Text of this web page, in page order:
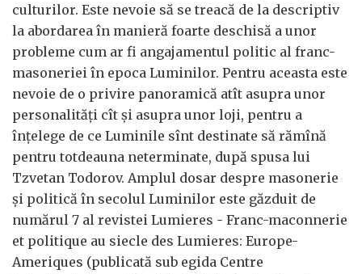
culturilor. Este nevoie să se treacă de la descriptiv
la abordarea în manieră foarte deschisă a unor
probleme cum ar fi angajamentul politic al franc-
masoneriei în epoca Luminilor. Pentru aceasta este
nevoie de o privire panoramică atît asupra unor
personalităţi cît şi asupra unor loji, pentru a
înţelege de ce Luminile sînt destinate să rămînă
pentru totdeauna neterminate, după spusa lui
Tzvetan Todorov. Amplul dosar despre masonerie
şi politică în secolul Luminilor este găzduit de
numărul 7 al revistei Lumieres - Franc-maconnerie
et politique au siecle des Lumieres: Europe-
Ameriques (publicată sub egida Centre